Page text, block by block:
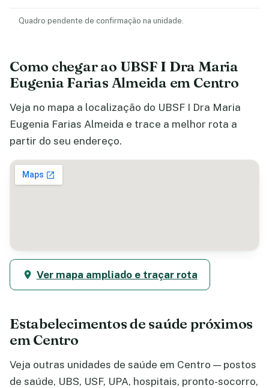
Quadro pendente de confirmação na unidade.
Como chegar ao UBSF I Dra Maria
Eugenia Farias Almeida em Centro
Veja no mapa a localização do UBSF I Dra Maria
Eugenia Farias Almeida e trace a melhor rota a
partir do seu endereço.
Ver mapa ampliado e traçar rota
Estabelecimentos de saúde próximos
em Centro
Veja outras unidades de saúde em Centro — postos
de saúde, UBS, USF, UPA, hospitais, pronto-socorro,